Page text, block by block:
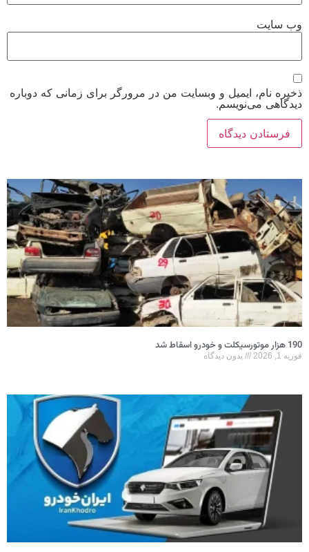
وب‌ سایت
ذخیره نام، ایمیل و وبسایت من در مرورگر برای زمانی که دوباره
دیدگاهی می‌نویسم.
190 هزار موتورسیکلت و خودرو اسقاط شد
فوریه 1, 2026 بدون دیدگاه